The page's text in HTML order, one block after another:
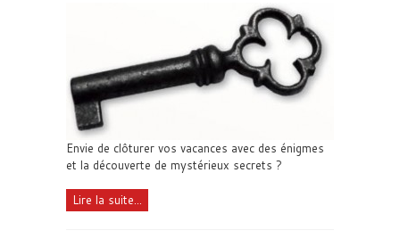
Envie de clôturer vos vacances avec des énigmes
et la découverte de mystérieux secrets ?
Lire la suite...